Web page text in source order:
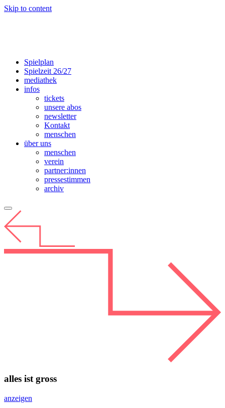
Skip to content
Spielplan
Spielzeit 26/27
mediathek
infos
tickets
unsere abos
newsletter
Kontakt
menschen
über uns
menschen
verein
partner:innen
presse­­stimmen
archiv
alles ist gross
anzeigen